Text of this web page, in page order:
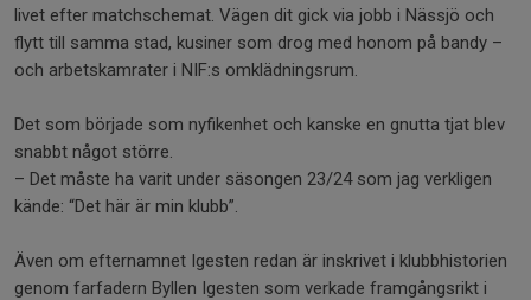
livet efter matchschemat. Vägen dit gick via jobb i Nässjö och
flytt till samma stad, kusiner som drog med honom på bandy –
och arbetskamrater i NIF:s omklädningsrum.
Det som började som nyfikenhet och kanske en gnutta tjat blev
snabbt något större.
– Det måste ha varit under säsongen 23/24 som jag verkligen
kände: “Det här är min klubb”.
Även om efternamnet Igesten redan är inskrivet i klubbhistorien
genom farfadern Byllen Igesten som verkade framgångsrikt i